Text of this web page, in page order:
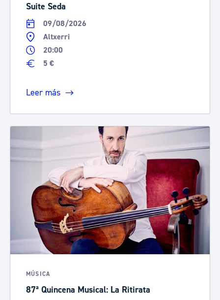
Suite Seda
09/08/2026
Altxerri
20:00
5 €
Leer más
MÚSICA
87ª Quincena Musical: La Ritirata